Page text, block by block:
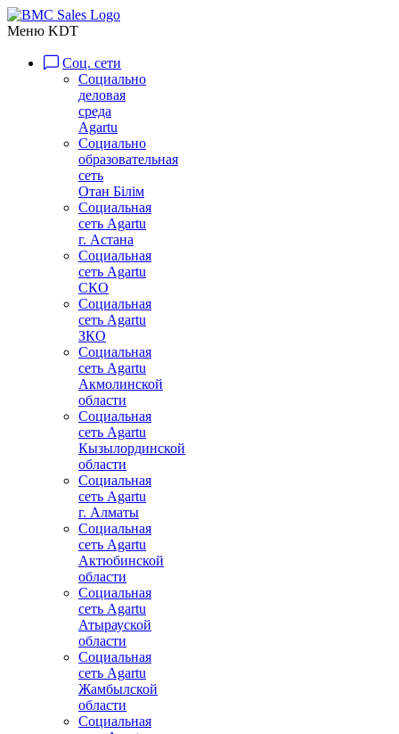
Меню KDT
Соц. сети
Социально
деловая
среда
Agartu
Социально
образовательная
сеть
Отан Бiлiм
Социальная
сеть Agartu
г. Астана
Социальная
сеть Agartu
СКО
Социальная
сеть Agartu
ЗКО
Социальная
сеть Agartu
Акмолинской
области
Социальная
сеть Agartu
Кызылординской
области
Социальная
сеть Agartu
г. Алматы
Социальная
сеть Agartu
Актюбинской
области
Социальная
сеть Agartu
Атырауской
области
Социальная
сеть Agartu
Жамбылской
области
Социальная